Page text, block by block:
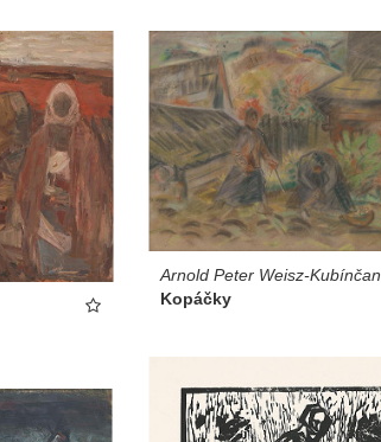
Arnold Peter Weisz-Kubínčan
Kopáčky